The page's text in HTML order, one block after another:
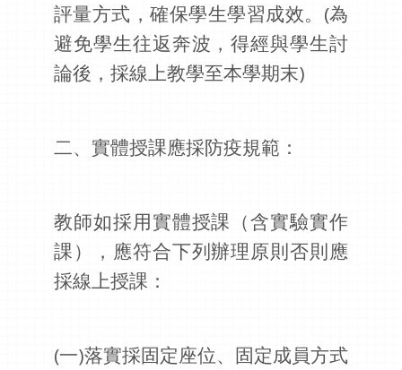
評量方式，確保學生學習成效。(為
避免學生往返奔波，得經與學生討
論後，採線上教學至本學期末)
二、實體授課應採防疫規範：
教師如採用實體授課（含實驗實作
課），應符合下列辦理原則否則應
採線上授課：
(一)落實採固定座位、固定成員方式